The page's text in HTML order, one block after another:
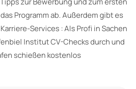
Programm ab. Außerdem gibt es
Services : Als Profi in Sachen
Institut CV-Checks durch und
schießen kostenlos